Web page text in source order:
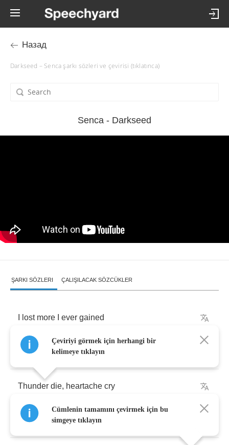
Назад
Darkseed – Senca şarkı sözleri ve çevirisi (tıklatınca)
Senca - Darkseed
ŞARKI SÖZLERI ÇALIŞILACAK SÖZCÜKLER
lost more ever gained
far away ,far away...
Thunder die, heartache cry
Star-crossed light never
Çeviriyi görmek için herhangi bir
kelimeye tıklayın
Cümlenin tamamını çevirmek için bu
simgeye tıklayın